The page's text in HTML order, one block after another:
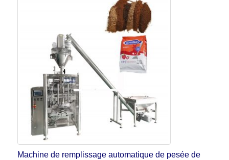
Machine de remplissage automatique de pesée de